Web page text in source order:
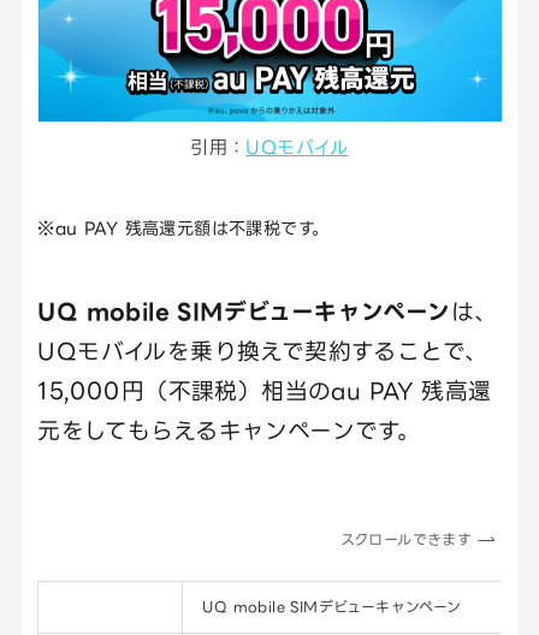
引用： UQモバイル
※au PAY 残高還元額は不課税です。
UQ mobile SIMデビューキャンペーン は、
UQモバイルを乗り換えで契約することで、
15,000円（不課税）相当のau PAY 残高還
元をしてもらえるキャンペーンです。
スクロールできます
UQ mobile SIMデビューキャンペーン